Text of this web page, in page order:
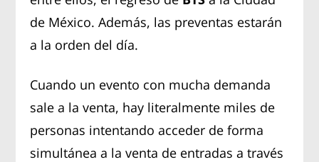
de México. Además, las preventas estarán
a la orden del día.
Cuando un evento con mucha demanda
sale a la venta, hay literalmente miles de
personas intentando acceder de forma
simultánea a la venta de entradas a través